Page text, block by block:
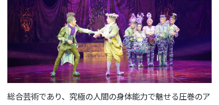
総合芸術であり、 究極の人間の身体能力で魅せる圧巻のア